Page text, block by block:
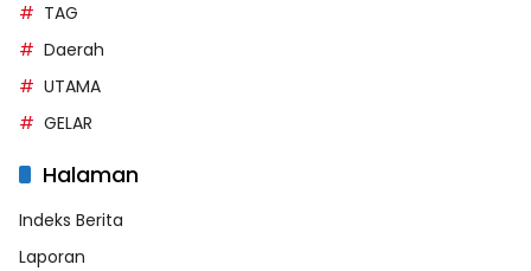
TAG
Daerah
UTAMA
GELAR
Halaman
Indeks Berita
Laporan